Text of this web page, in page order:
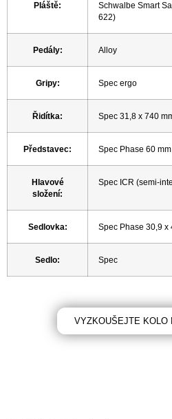
Pláště:
Schwalbe Smart
622)
Pedály: Alloy
Gripy: Spec ergo
Řidítka: Spec 31,8 x 740
Představec: Spec Phase 60 mm
Hlavové
složení:
Spec ICR (semi-
Sedlovka: Spec Phase 30,9 x
Sedlo: Spec
VYZKOUŠEJTE KOLO